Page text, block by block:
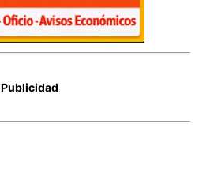
Publicidad